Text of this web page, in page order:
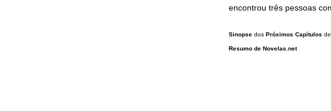
encontrou três pessoas
Sinopsedos Próximos Capítulos
Resumo de Novelas.net